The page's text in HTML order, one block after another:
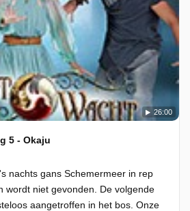
26:00
5 - Okaju
nachts gans Schemermeer in rep
wordt niet gevonden. De volgende
aangetroffen in het bos. Onze